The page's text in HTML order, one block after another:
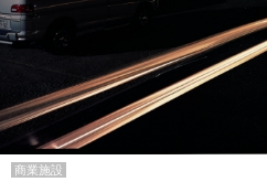
商業施設